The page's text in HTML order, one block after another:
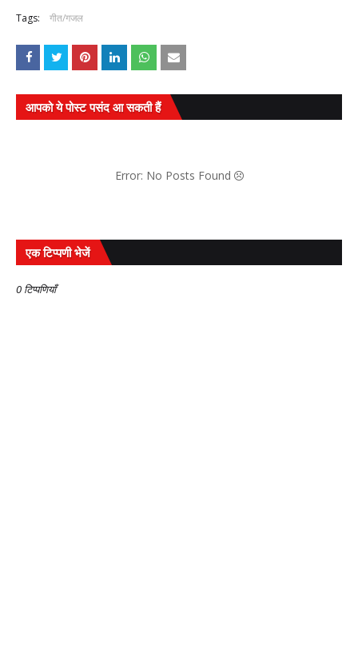
Tags: गीत/गजल
आपको ये पोस्ट पसंद आ सकती हैं
Error: No Posts Found
एक टिप्पणी भेजें
0 टिप्पणियाँ